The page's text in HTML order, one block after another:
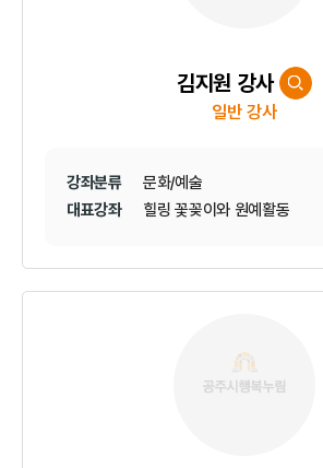
김지원 강사
일반 강사
강좌분류
문화/예술
대표강좌
힐링 꽃꽂이와 원예활동